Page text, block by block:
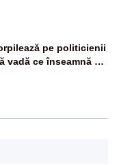
la Realitatea PLUS
pe politicienii
vadă ce înseamnă să